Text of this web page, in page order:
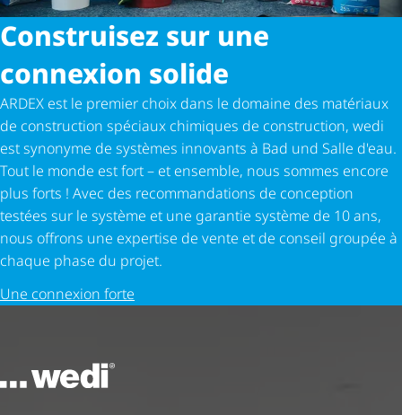
Construisez sur une
connexion solide
ARDEX est le premier choix dans le domaine des matériaux
de construction spéciaux chimiques de construction, wedi
est synonyme de systèmes innovants à Bad und Salle d'eau.
Tout le monde est fort – et ensemble, nous sommes encore
plus forts ! Avec des recom­man­da­tions de conception
testées sur le système et une garantie système de 10 ans,
nous offrons une expertise de vente et de conseil groupée à
chaque phase du projet.
Une connexion forte
Vers la page d'accueil